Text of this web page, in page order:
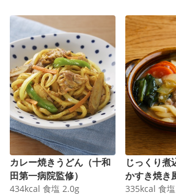
カレー焼きうどん（十和
田第一病院監修）
434kcal 食塩 2.0g
じっくり煮
かすき焼き
335kcal 食塩